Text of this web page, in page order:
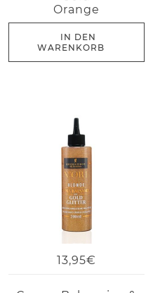
Orange
IN DEN
WARENKORB
13,95€